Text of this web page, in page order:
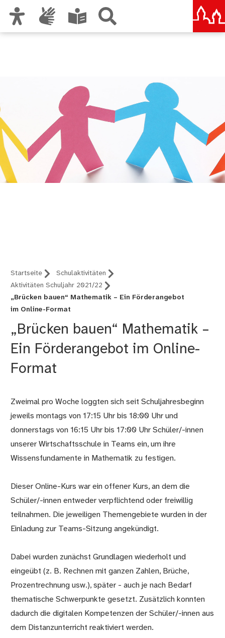
Startseite
Schulaktivitäten
Aktivitäten Schuljahr 2021/22
„Brücken bauen“ Mathematik – Ein Förderangebot
im Online-Format
„Brücken bauen“ Mathematik –
Ein Förderangebot im Online-
Format
Zweimal pro Woche loggten sich seit Schuljahresbeginn
jeweils montags von 17:15 Uhr bis 18:00 Uhr und
donnerstags von 16:15 Uhr bis 17:00 Uhr Schüler/-innen
unserer Wirtschaftsschule in Teams ein, um ihre
Wissensfundamente in Mathematik zu festigen.
Dieser Online-Kurs war ein offener Kurs, an dem die
Schüler/-innen entweder verpflichtend oder freiwillig
teilnahmen. Die jeweiligen Themengebiete wurden in der
Einladung zur Teams-Sitzung angekündigt.
Dabei wurden zunächst Grundlagen wiederholt und
eingeübt (z. B. Rechnen mit ganzen Zahlen, Brüche,
Prozentrechnung usw.), später - auch je nach Bedarf
thematische Schwerpunkte gesetzt. Zusätzlich konnten
dadurch die digitalen Kompetenzen der Schüler/-innen aus
dem Distanzunterricht reaktiviert werden.